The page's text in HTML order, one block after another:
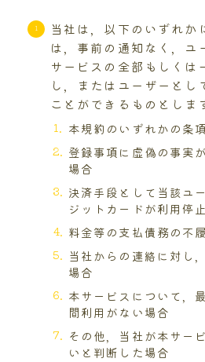
当社は，以下のいずれか
は，事前の通知なく，ユ
サービスの全部もしくは
し，またはユーザーとし
ことができるものとしま
本規約のいずれかの条
登録事項に虚偽の事実
場合
決済手段として当該ユ
ジットカードが利用停
料金等の支払債務の不
当社からの連絡に対し
場合
本サービスについて，
間利用がない場合
その他，当社が本サー
いと判断した場合